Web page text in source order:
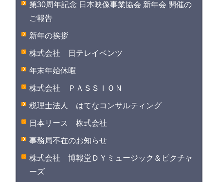
第30周年記念 日本映像事業協会 新年会 開催の
ご報告
新年の挨拶
株式会社 日テレイベンツ
年末年始休暇
株式会社 ＰＡＳＳＩＯＮ
税理士法人 はてなコンサルティング
日本リース 株式会社
事務局不在のお知らせ
株式会社 博報堂ＤＹミュージック＆ピクチャ
ーズ